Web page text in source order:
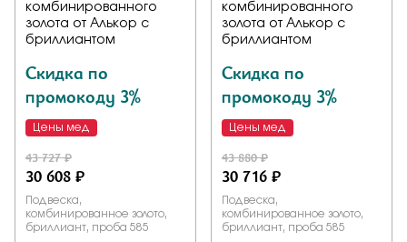
комбинированного
золота от Алькор с
бриллиантом
Скидка по
промокоду 3%
Цены мед
43 727 ₽
30 608 ₽
Подвеска,
комбинированное золото,
бриллиант, проба 585
комбинированного
золота от Алькор с
бриллиантом
Скидка по
промокоду 3%
Цены мед
43 880 ₽
30 716 ₽
Подвеска,
комбинированное золото,
бриллиант, проба 585